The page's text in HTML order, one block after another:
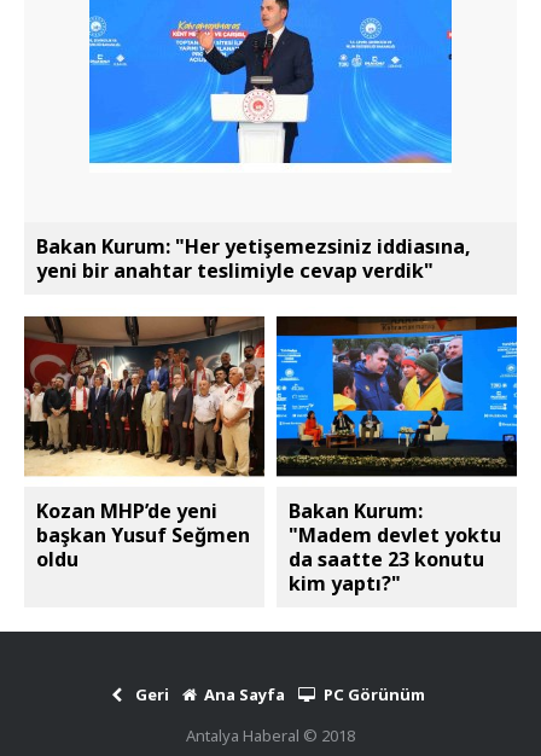
Bakan Kurum: "Her yetişemezsiniz iddiasına,
yeni bir anahtar teslimiyle cevap verdik"
Kozan MHP’de yeni
başkan Yusuf Seğmen
oldu
Bakan Kurum:
"Madem devlet yoktu
da saatte 23 konutu
kim yaptı?"
Geri Ana Sayfa
PC Görünüm
Antalya Haberal © 2018